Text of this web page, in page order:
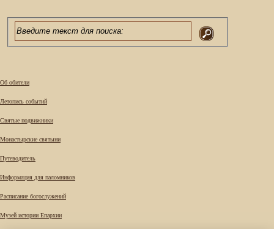
Об обители
Летопись событий
Святые подвижники
Монастырские святыни
Путеводитель
Информация для паломников
Расписание богослужений
Музей истории Епархии